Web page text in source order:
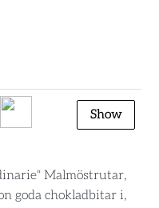
Show
Malmöstrutar,
goda chokladbitar i,